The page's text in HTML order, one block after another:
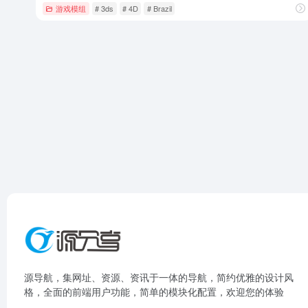
游戏模组 # 3ds # 4D # Brazil
源导航，集网址、资源、资讯于一体的导航，简约优雅的设计风
格，全面的前端用户功能，简单的模块化配置，欢迎您的体验